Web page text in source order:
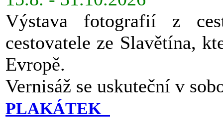
Výstava fotografií z
cestovatele ze Slavětína,
Evropě.
Vernisáž se uskuteční v
PLAKÁTEK